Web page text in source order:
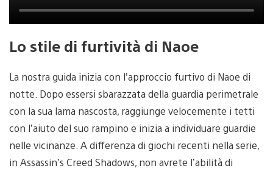
Lo stile di furtività di Naoe
La nostra guida inizia con l’approccio furtivo di Naoe di
notte. Dopo essersi sbarazzata della guardia perimetrale
con la sua lama nascosta, raggiunge velocemente i tetti
con l’aiuto del suo rampino e inizia a individuare guardie
nelle vicinanze. A differenza di giochi recenti nella serie,
in Assassin’s Creed Shadows, non avrete l’abilità di